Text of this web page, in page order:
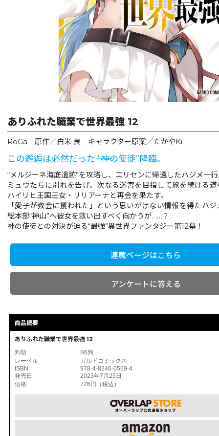
リキューレ コミックパルフェ
コミックエッセイ
閉じる
ありふれた職業で世界最強 12
RoGa 原作／白米 良 キャラクター原案／たかやKi
この邂逅は必然だった―― “神の使徒”降臨。
“メルジーネ海底遺跡”を攻略し、エリセンに帰還したハジメ一
ミュウたちに別れを告げ、次なる迷宮を目指して旅を続ける
ハイリヒ王国王女・リリアーナと再会を果たす。
「愛子が教会に攫われた」という思いがけない情報を得たハ
総本部“神山”へ彼女を救い出すべく向かうが……!?
神の使徒との対決が迫る“最強”異世界ファンタジー第12幕！
連載ページはこちら
アンケートに答える
商品概要
ありふれた職業で世界最強 12
判型
B6判
レーベル
ガルドコミックス
ISBN
978-4-8240-0569-4
発売日
2023年7月25日
価格
726円（税込）